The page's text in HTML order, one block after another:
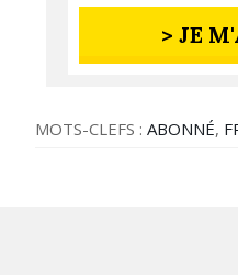
> JE
MOTS-CLEFS :ABONNÉ,